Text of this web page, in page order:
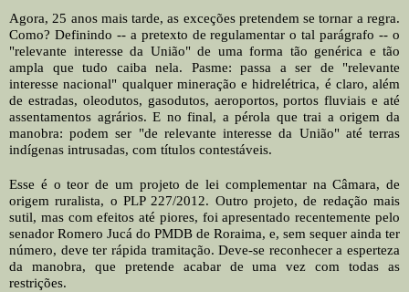
Agora, 25 anos mais tarde, as exceções pretendem se tornar a regra.
Como? Definindo -- a pretexto de regulamentar o tal parágrafo -- o
"relevante interesse da União" de uma forma tão genérica e tão
ampla que tudo caiba nela. Pasme: passa a ser de "relevante
interesse nacional" qualquer mineração e hidrelétrica, é claro, além
de estradas, oleodutos, gasodutos, aeroportos, portos fluviais e até
assentamentos agrários. E no final, a pérola que trai a origem da
manobra: podem ser "de relevante interesse da União" até terras
indígenas intrusadas, com títulos contestáveis.
Esse é o teor de um projeto de lei complementar na Câmara, de
origem ruralista, o PLP 227/2012. Outro projeto, de redação mais
sutil, mas com efeitos até piores, foi apresentado recentemente pelo
senador Romero Jucá do PMDB de Roraima, e, sem sequer ainda ter
número, deve ter rápida tramitação. Deve-se reconhecer a esperteza
da manobra, que pretende acabar de uma vez com todas as
restrições.